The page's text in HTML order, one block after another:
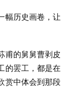
幅历史画卷，让
甫的舅舅曹剥皮
的罢工，都是在
赏中体会到那段